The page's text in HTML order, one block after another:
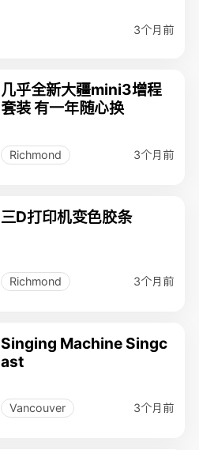
3个月前
几乎全新大疆mini3增程
套装 有一年随心换
Richmond 3个月前
三D打印机变色胶条
Richmond 3个月前
Singing Machine Singc
ast
Vancouver 3个月前